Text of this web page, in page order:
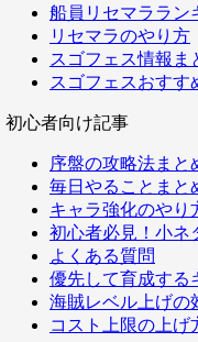
船員リセマララン
リセマラのやり方
スゴフェス情報ま
スゴフェスおすす
初心者向け記事
序盤の攻略法まと
毎日やることまと
キャラ強化のやり
初心者必見！小ネ
よくある質問
優先して育成する
海賊レベル上げの
コスト上限の上げ